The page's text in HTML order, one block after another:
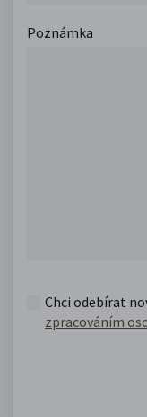
Poznámka
Chci odebírat
zpracováním